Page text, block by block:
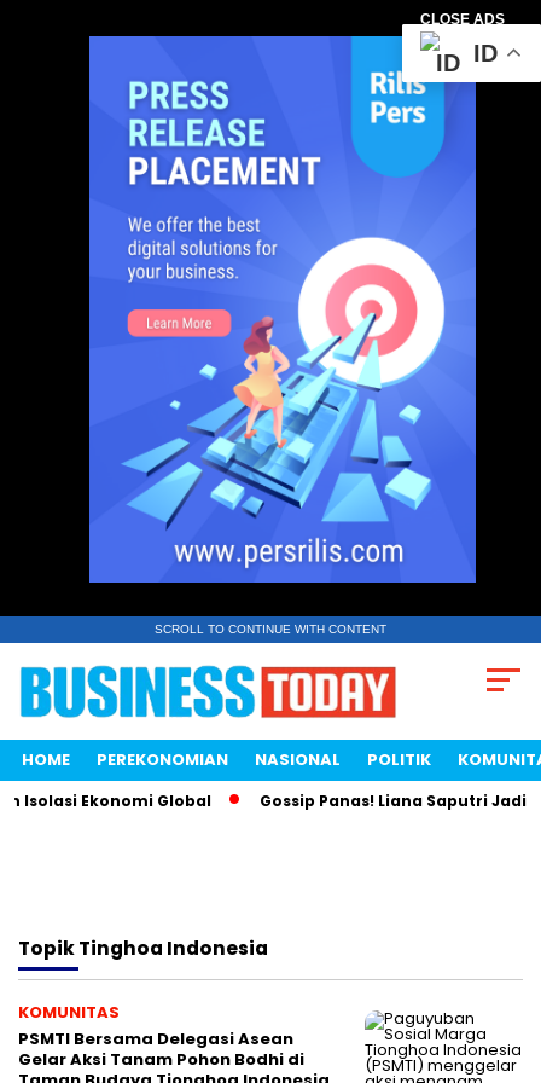
CLOSE ADS
SCROLL TO CONTINUE WITH CONTENT
HOME PEREKONOMIAN NASIONAL POLITIK
Isolasi Ekonomi Global Gossip Panas! Liana Saputri Jadi
TopikTinghoa Indonesia
KOMUNITAS
PSMTI Bersama Delegasi Asean
Gelar Aksi Tanam Pohon Bodhi di
ID